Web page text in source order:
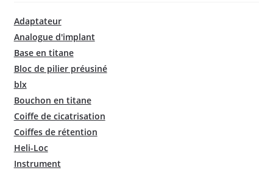
Adaptateur
Analogue d'implant
Base en titane
Bloc de pilier préusiné
blx
Bouchon en titane
Coiffe de cicatrisation
Coiffes de rétention
Heli-Loc
Instrument